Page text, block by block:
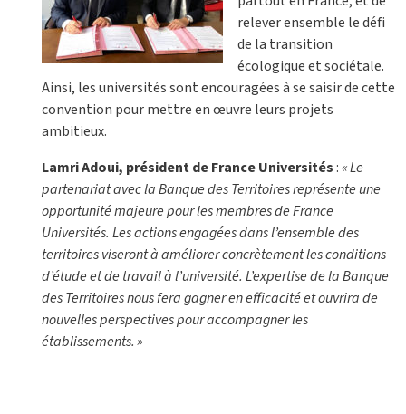
relever ensemble le défi
de la transition
écologique et sociétale.
Ainsi, les universités sont encouragées à se saisir de cette
convention pour mettre en œuvre leurs projets
ambitieux.
Lamri Adoui, président de France Universités:«Le
partenariat avec la Banque des Territoires représente une
opportunitémajeure pour les membres de France
Universités. Les actions engagées dans l’ensemble des
territoires viserontàaméliorer concrètement les conditions
d’étude et de travailàl’université. L’expertise de la Banque
des Territoires nous fera gagner en efficacitéet ouvrira de
nouvelles perspectives pour accompagner les
établissements.»